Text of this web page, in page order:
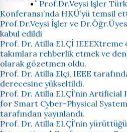
Prof.Dr.Veysi İşler
Konferansı’nda HKÜ’yü temsil
Prof.Dr.Veysi İşler ve
kabul edildi
Prof. Dr. Atilla ELÇİ
takımlara rehberlik etmek ve
olarak gözetmen oldu.
Prof. Dr. Atilla Elçi, IEEE
derecesine yükseltildi.
Prof. Dr. Atilla ELÇİ’nin
for Smart Cyber-Physical
tarafından yayınlandı.
Prof. Dr. Atilla ELÇİ’nin